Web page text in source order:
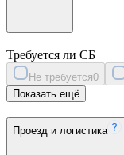
Требуется ли СБ
Не требуется0
Показать ещё
Проезд и логистика